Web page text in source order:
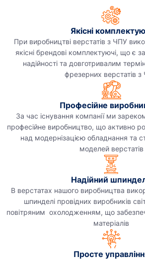
Якісні
При виробництві верстатів з ЧПУ
якісні брендові комплектуючі, що є
надійності та довготривалим
фрезерних верстатів
Професійне
За час існування компанії ми
професійне виробництво, що активно
над модернізацією обладнання та
моделей верстатів
Надійний
В верстатах нашого виробництва
шпинделі провідних виробників
повітряним охолодженням, що
матеріалів
Просте